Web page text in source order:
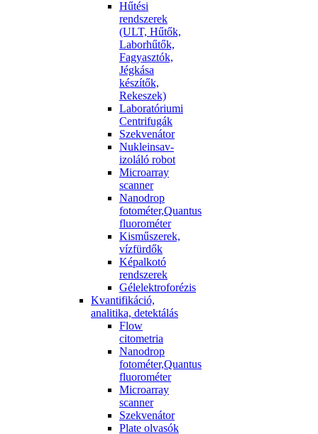
Hűtési
rendszerek
(ULT, Hűtők,
Laborhűtők,
Fagyasztók,
Jégkása
készítők,
Rekeszek)
Laboratóriumi
Centrifugák
Szekvenátor
Nukleinsav-
izoláló robot
Microarray
scanner
Nanodrop
fotométer,Quantus
fluorométer
Kisműszerek,
vízfürdők
Képalkotó
rendszerek
Gélelektroforézis
Kvantifikáció,
analitika, detektálás
Flow
citometria
Nanodrop
fotométer,Quantus
fluorométer
Microarray
scanner
Szekvenátor
Plate olvasók